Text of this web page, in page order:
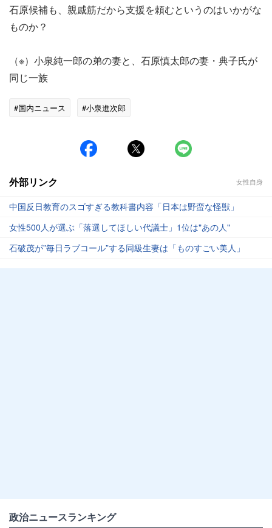
石原候補も、親戚筋だから支援を頼むというのはいかがな
ものか？
（※）小泉純一郎の弟の妻と、石原慎太郎の妻・典子氏が
同じ一族
#国内ニュース #小泉進次郎
外部リンク 女性自身
中国反日教育のスゴすぎる教科書内容「日本は野蛮な怪獣」
女性500人が選ぶ「落選してほしい代議士」1位は"あの人"
石破茂が”毎日ラブコール”する同級生妻は「ものすごい美人」
政治ニュースランキング